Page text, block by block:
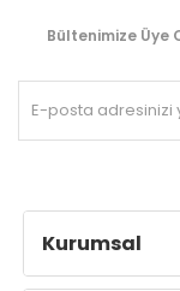
Bültenimize Üye
Kurumsal